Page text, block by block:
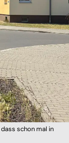
schon mal in